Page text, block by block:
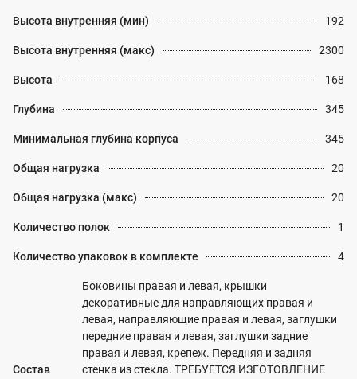
Высота внутренняя (мин) 192
Высота внутренняя (макс) 2300
Высота 168
Глубина 345
Минимальная глубина корпуса 345
Общая нагрузка 20
Общая нагрузка (макс) 20
Количество полок 1
Количество упаковок в комплекте 4
Состав
Боковины правая и левая, крышки
декоративные для направляющих правая и
левая, направляющие правая и левая, заглушки
передние правая и левая, заглушки задние
правая и левая, крепеж. Передняя и задняя
стенка из стекла. ТРЕБУЕТСЯ ИЗГОТОВЛЕНИЕ